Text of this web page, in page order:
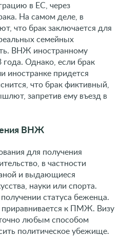
в ЕС, через
На самом деле, в
что брак заключается для
семейных
ВНЖ иностранному
года. Однако, если брак
иностранке придется
что брак фиктивный,
запретив ему въезд в
ВНЖ
для получения
в частности
и выдающиеся
науки или спорта.
статуса беженца.
приравнивается к ПМЖ. Визу
любым способом
политическое убежище.